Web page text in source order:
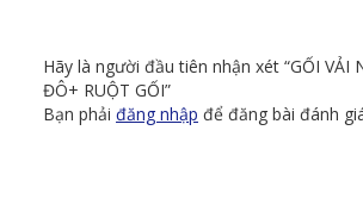
Hãy là người đầu tiên nhận xét “GỐI VẢI
ĐÔ+ RUỘT GỐI”
Bạn phải đăng nhập để đăng bài đánh